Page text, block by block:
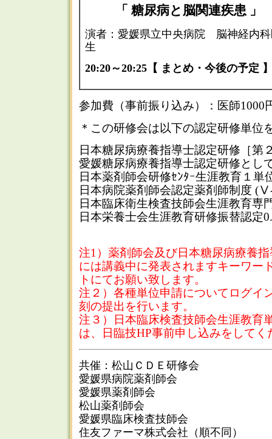
「 糖尿病と脳関連疾患 」
演者：愛媛県立中央病院 脳神経
生
20:20～20:25【 まとめ・今後の予定
参加費（事前振り込み）：医師
＊この研修会は以下の認定研修単位
日本糖尿病療養指導士認定研修［第
愛媛糖尿病療養指導士認定研修とし
日本薬剤師会研修ｾﾝﾀｰ生涯教育１単
日本病院薬剤師会認定薬剤師制度
日本臨床衛生検査技師会生涯教育専
日本栄養士会生涯教育研修振替認定
注1）薬剤師会及び日本糖尿病療養
には講義中に発表されますキーワー
トにてお願い致します。
注２）各種単位申請についてログイ
刻の提出を行います。
注３）日本臨床検査技師会生涯教育
は、日臨技HP事前申し込みをしてく
共催：松山ＣＤＥ研修会
愛媛県病院薬剤師会
愛媛県薬剤師会
松山薬剤師会
愛媛県臨床検査技師会
住友ファーマ株式会社（順不同）